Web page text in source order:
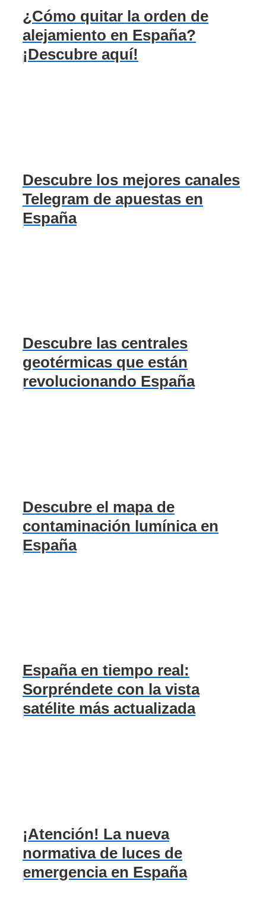
¿Cómo quitar la orden de
alejamiento en España?
¡Descubre aquí!
Descubre los mejores canales
Telegram de apuestas en
España
Descubre las centrales
geotérmicas que están
revolucionando España
Descubre el mapa de
contaminación lumínica en
España
España en tiempo real:
Sorpréndete con la vista
satélite más actualizada
¡Atención! La nueva
normativa de luces de
emergencia en España